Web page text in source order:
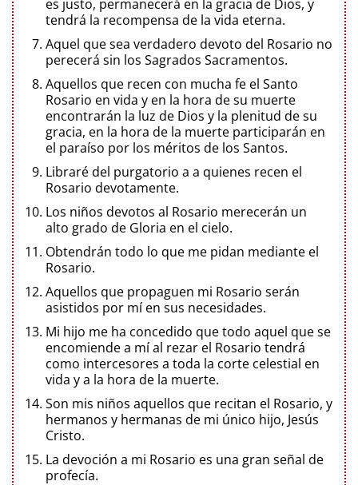
es justo, permanecerá en la gracia de Dios, y
tendrá la recompensa de la vida eterna.
Aquel que sea verdadero devoto del Rosario no
perecerá sin los Sagrados Sacramentos.
Aquellos que recen con mucha fe el Santo
Rosario en vida y en la hora de su muerte
encontrarán la luz de Dios y la plenitud de su
gracia, en la hora de la muerte participarán en
el paraíso por los méritos de los Santos.
Libraré del purgatorio a a quienes recen el
Rosario devotamente.
Los niños devotos al Rosario merecerán un
alto grado de Gloria en el cielo.
Obtendrán todo lo que me pidan mediante el
Rosario.
Aquellos que propaguen mi Rosario serán
asistidos por mí en sus necesidades.
Mi hijo me ha concedido que todo aquel que se
encomiende a mí al rezar el Rosario tendrá
como intercesores a toda la corte celestial en
vida y a la hora de la muerte.
Son mis niños aquellos que recitan el Rosario, y
hermanos y hermanas de mi único hijo, Jesús
Cristo.
La devoción a mi Rosario es una gran señal de
profecía.